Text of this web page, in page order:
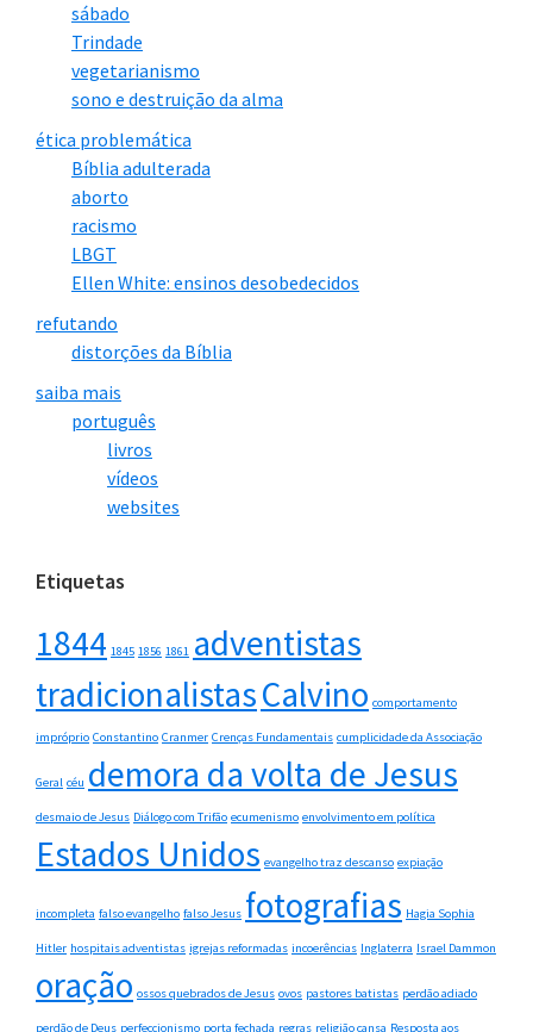
sábado
Trindade
vegetarianismo
sono e destruição da alma
ética problemática
Bíblia adulterada
aborto
racismo
LBGT
Ellen White: ensinos desobedecidos
refutando
distorções da Bíblia
saiba mais
português
livros
vídeos
websites
Etiquetas
1844 1845 1856 1861 adventistas
tradicionalistasCalvino comportamento
impróprio Constantino Cranmer Crenças Fundamentais cumplicidade da Associação
Geral céu demora da volta de Jesus
desmaio de Jesus Diálogo com Trifão ecumenismo envolvimento em política
Estados Unidos evangelho traz descanso expiação
incompleta falso evangelho falso Jesus fotografias Hagia Sophia
Hitler hospitais adventistas igrejas reformadas incoerências Inglaterra Israel Dammon
oração ossos quebrados de Jesus ovos pastores batistas perdão adiado
perdão de Deus perfeccionismo porta fechada regras religião cansa Resposta aos